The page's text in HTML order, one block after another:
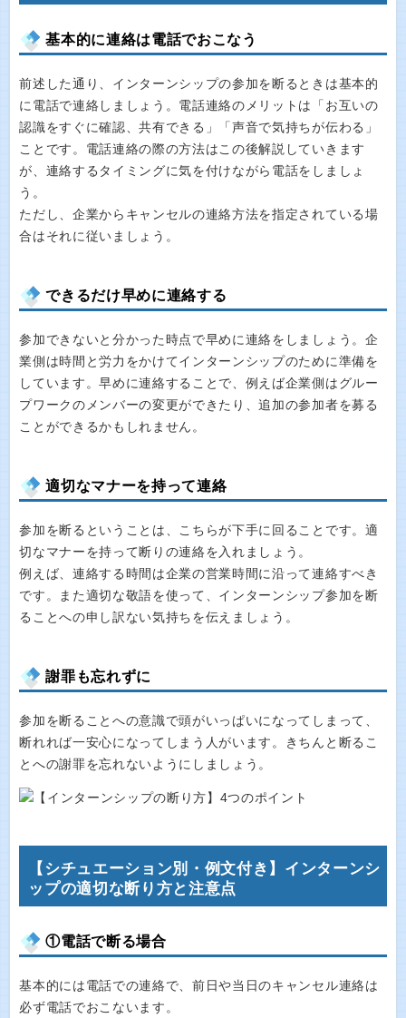
基本的に連絡は電話でおこなう
前述した通り、インターンシップの参加を断るときは基本的
に電話で連絡しましょう。電話連絡のメリットは「お互いの
認識をすぐに確認、共有できる」「声音で気持ちが伝わる」
ことです。電話連絡の際の方法はこの後解説していきます
が、連絡するタイミングに気を付けながら電話をしましょ
う。
ただし、企業からキャンセルの連絡方法を指定されている場
合はそれに従いましょう。
できるだけ早めに連絡する
参加できないと分かった時点で早めに連絡をしましょう。企
業側は時間と労力をかけてインターンシップのために準備を
しています。早めに連絡することで、例えば企業側はグルー
プワークのメンバーの変更ができたり、追加の参加者を募る
ことができるかもしれません。
適切なマナーを持って連絡
参加を断るということは、こちらが下手に回ることです。適
切なマナーを持って断りの連絡を入れましょう。
例えば、連絡する時間は企業の営業時間に沿って連絡すべき
です。また適切な敬語を使って、インターンシップ参加を断
ることへの申し訳ない気持ちを伝えましょう。
謝罪も忘れずに
参加を断ることへの意識で頭がいっぱいになってしまって、
断れれば一安心になってしまう人がいます。きちんと断るこ
とへの謝罪を忘れないようにしましょう。
【シチュエーション別・例文付き】インターンシ
ップの適切な断り方と注意点
①電話で断る場合
基本的には電話での連絡で、前日や当日のキャンセル連絡は
必ず電話でおこないます。